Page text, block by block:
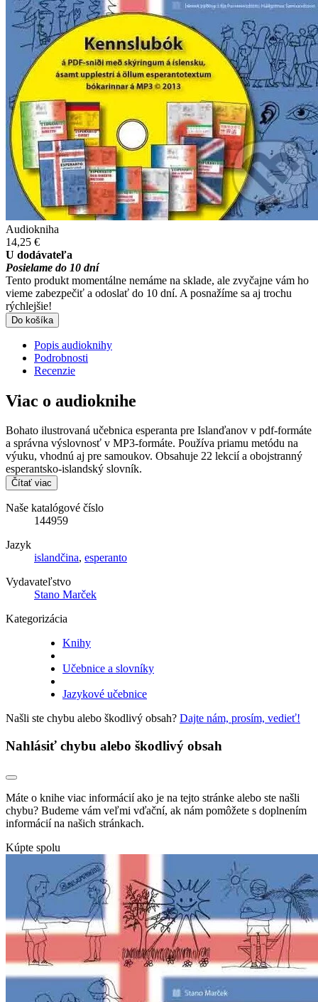
Audiokniha
14,25 €
U dodávateľa
Posielame do 10 dní
Tento produkt momentálne nemáme na sklade, ale zvyčajne vám ho
vieme zabezpečiť a odoslať do 10 dní. A posnažíme sa aj trochu
rýchlejšie!
Do košíka
Popis audioknihy
Podrobnosti
Recenzie
Viac o audioknihe
Bohato ilustrovaná učebnica esperanta pre Islanďanov v pdf-formáte
a správna výslovnosť v MP3-formáte. Používa priamu metódu na
výuku, vhodnú aj pre samoukov. Obsahuje 22 lekcií a obojstranný
esperantsko-islandský slovník.
Čítať viac
Naše katalógové číslo
144959
Jazyk
islandčina, esperanto
Vydavateľstvo
Stano Marček
Kategorizácia
Knihy
Učebnice a slovníky
Jazykové učebnice
Našli ste chybu alebo škodlivý obsah? Dajte nám, prosím, vedieť!
Nahlásiť chybu alebo škodlivý obsah
Máte o knihe viac informácií ako je na tejto stránke alebo ste našli
chybu? Budeme vám veľmi vďační, ak nám pomôžete s doplnením
informácií na našich stránkach.
Kúpte spolu